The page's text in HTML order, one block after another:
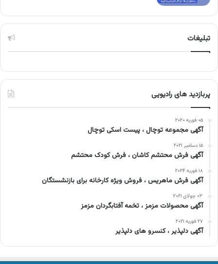
تبلیغات
پربازدید های رادیویی
۰۵ فوریه ۲۰۲۰
آگهی مجموعه توچال ، پیست اسکی توچال
۱۵ دسامبر ۲۰۲۱
آگهی فرش محتشم کاشان ، فرش کودک محتشم
۱۸ فوریه ۲۰۲۴
آگهی فرش ماهریس ، فروش ویژه کارخانه برای بازنشستگان
۰۳ جولای ۲۰۲۱
آگهی محصولات مزمز ، تخمه آفتابگردان مزمز
۲۷ فوریه ۲۰۲۱
آگهی دلپذیر ، کنسرو های دلپذیر